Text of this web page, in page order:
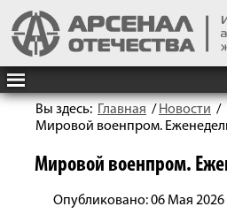
Вы здесь: Главная / Новости /
Мировой военпром.
Мировой военпром.
Опубликовано: 06 Мая 2026